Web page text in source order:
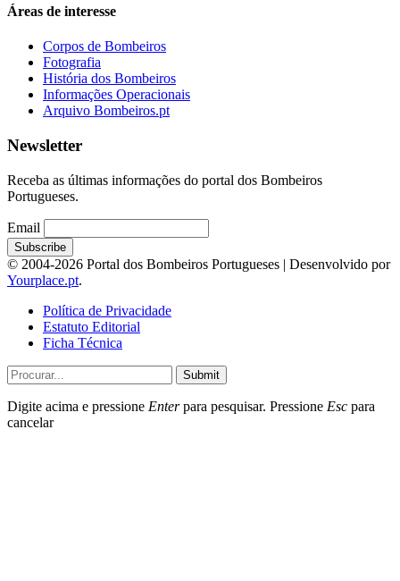
Áreas de interesse
Corpos de Bombeiros
Fotografia
História dos Bombeiros
Informações Operacionais
Arquivo Bombeiros.pt
Newsletter
Receba as últimas informações do portal dos Bombeiros
Portugueses.
Email
© 2004-2026 Portal dos Bombeiros Portugueses | Desenvolvido por
Yourplace.pt.
Política de Privacidade
Estatuto Editorial
Ficha Técnica
Submit
Digite acima e pressione Enterpara pesquisar. Pressione Esc para
cancelar